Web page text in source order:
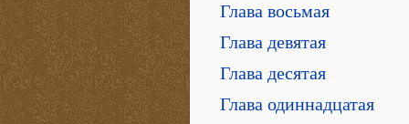
Глава восьмая
Глава девятая
Глава десятая
Глава одиннадцатая